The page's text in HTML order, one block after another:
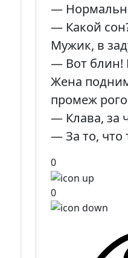
—
— Какой
Мужик, в
— Вот блин!
Жена
промеж
— Клава, за
— За то, что
0
0